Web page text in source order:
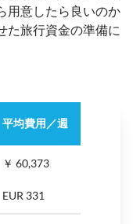
用意したら良いのか
た旅行資金の準備に
平均費用／週
￥ 60,373
EUR 331